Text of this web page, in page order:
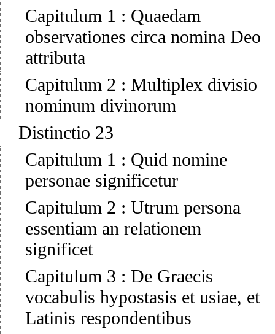
Capitulum 1 : Quaedam
observationes circa nomina Deo
attributa
Capitulum 2 : Multiplex divisio
nominum divinorum
Distinctio 23
Capitulum 1 : Quid nomine
personae significetur
Capitulum 2 : Utrum persona
essentiam an relationem
significet
Capitulum 3 : De Graecis
vocabulis hypostasis et usiae, et
Latinis respondentibus